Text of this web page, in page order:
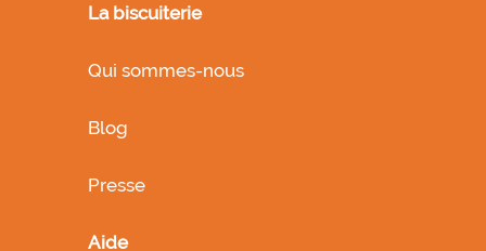
La biscuiterie
Qui sommes-nous
Blog
Presse
Aide